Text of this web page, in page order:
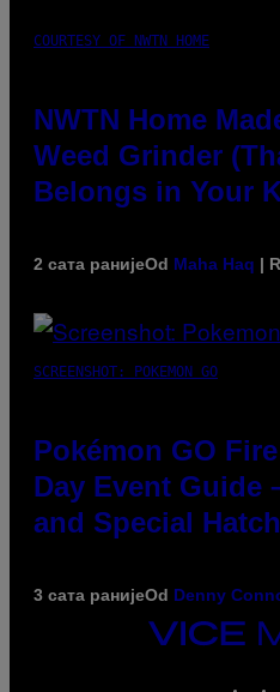
COURTESY OF NWTN HOME
NWTN Home
Weed Grinder
Belongs in Your
2 сата ранијеOd Maha Haq |
SCREENSHOT: POKEMON GO
Pokémon GO
Day Event Guide
and Special
3 сата ранијеOd Denny
VICE